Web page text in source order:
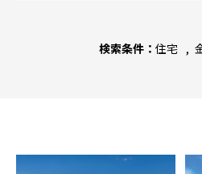
検索条件： 住宅